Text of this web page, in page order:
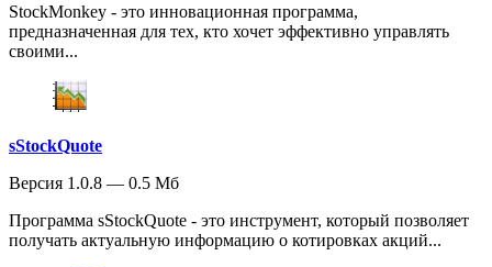
StockMonkey - это инновационная программа,
предназначенная для тех, кто хочет эффективно управлять
своими...
sStockQuote
Версия 1.0.8 — 0.5 Мб
Программа sStockQuote - это инструмент, который позволяет
получать актуальную информацию о котировках акций...